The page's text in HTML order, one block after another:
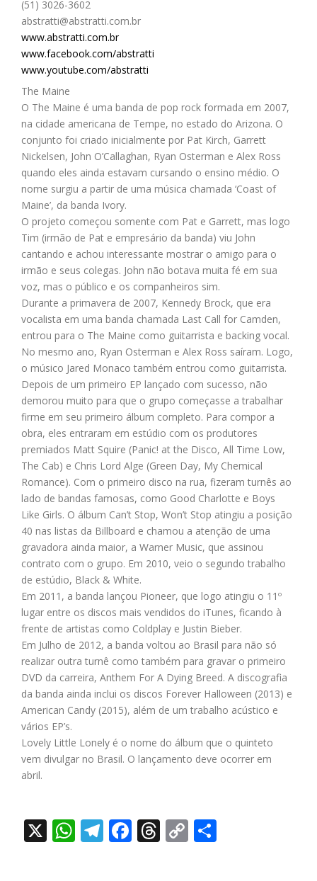
(51) 3026-3602
abstratti@abstratti.com.br
www.abstratti.com.br
www.facebook.com/abstratti
www.youtube.com/abstratti
The Maine
O The Maine é uma banda de pop rock formada em 2007,
na cidade americana de Tempe, no estado do Arizona. O
conjunto foi criado inicialmente por Pat Kirch, Garrett
Nickelsen, John O’Callaghan, Ryan Osterman e Alex Ross
quando eles ainda estavam cursando o ensino médio. O
nome surgiu a partir de uma música chamada ‘Coast of
Maine’, da banda Ivory.
O projeto começou somente com Pat e Garrett, mas logo
Tim (irmão de Pat e empresário da banda) viu John
cantando e achou interessante mostrar o amigo para o
irmão e seus colegas. John não botava muita fé em sua
voz, mas o público e os companheiros sim.
Durante a primavera de 2007, Kennedy Brock, que era
vocalista em uma banda chamada Last Call for Camden,
entrou para o The Maine como guitarrista e backing vocal.
No mesmo ano, Ryan Osterman e Alex Ross saíram. Logo,
o músico Jared Monaco também entrou como guitarrista.
Depois de um primeiro EP lançado com sucesso, não
demorou muito para que o grupo começasse a trabalhar
firme em seu primeiro álbum completo. Para compor a
obra, eles entraram em estúdio com os produtores
premiados Matt Squire (Panic! at the Disco, All Time Low,
The Cab) e Chris Lord Alge (Green Day, My Chemical
Romance). Com o primeiro disco na rua, fizeram turnês ao
lado de bandas famosas, como Good Charlotte e Boys
Like Girls. O álbum Can’t Stop, Won’t Stop atingiu a posição
40 nas listas da Billboard e chamou a atenção de uma
gravadora ainda maior, a Warner Music, que assinou
contrato com o grupo. Em 2010, veio o segundo trabalho
de estúdio, Black & White.
Em 2011, a banda lançou Pioneer, que logo atingiu o 11º
lugar entre os discos mais vendidos do iTunes, ficando à
frente de artistas como Coldplay e Justin Bieber.
Em Julho de 2012, a banda voltou ao Brasil para não só
realizar outra turnê como também para gravar o primeiro
DVD da carreira, Anthem For A Dying Breed. A discografia
da banda ainda inclui os discos Forever Halloween (2013) e
American Candy (2015), além de um trabalho acústico e
vários EP’s.
Lovely Little Lonely é o nome do álbum que o quinteto
vem divulgar no Brasil. O lançamento deve ocorrer em
abril.
X WhatsApp
Telegram
Facebook
Threads
Copy